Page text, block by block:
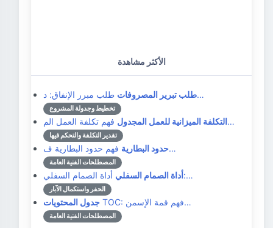
الأكثر مشاهدة
طلب تبرير المصروفاتطلب مبرر الإنفاق: د…
تخطيط وجدولة المشروع
التكلفة الميزانية للعمل المجدولفهم تكلفة العمل الم…
تقدير التكلفة والتحكم فيها
حدود البطاريةفهم حدود البطارية ف…
المصطلحات الفنية العامة
أداة الصمام السفليأداة الصمام السفلي:…
الحفر واستكمال الآبار
جدول المحتويات TOC: فهم قمة الإسمن…
المصطلحات الفنية العامة